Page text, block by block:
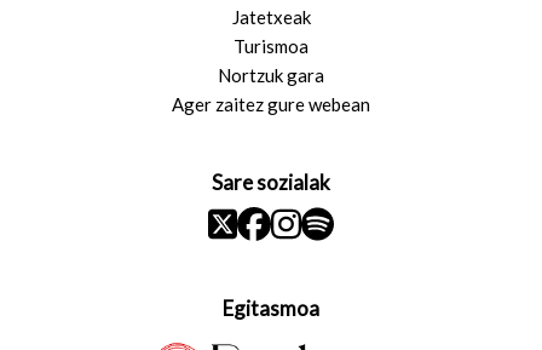
Jatetxeak
Turismoa
Nortzuk gara
Ager zaitez gure webean
Sare sozialak
Egitasmoa